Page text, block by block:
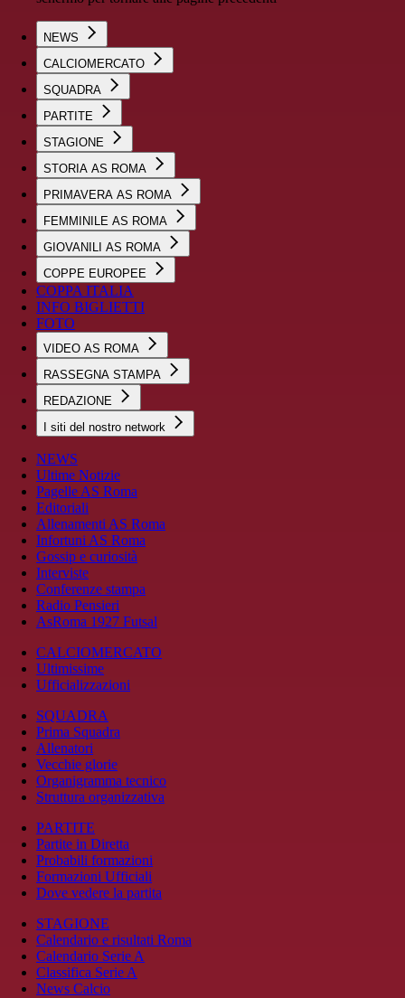
NEWS
CALCIOMERCATO
SQUADRA
PARTITE
STAGIONE
STORIA AS ROMA
PRIMAVERA AS ROMA
FEMMINILE AS ROMA
GIOVANILI AS ROMA
COPPE EUROPEE
COPPA ITALIA
INFO BIGLIETTI
FOTO
VIDEO AS ROMA
RASSEGNA STAMPA
REDAZIONE
I siti del nostro network
NEWS
Ultime Notizie
Pagelle AS Roma
Editoriali
Allenamenti AS Roma
Infortuni AS Roma
Gossip e curiosità
Interviste
Conferenze stampa
Radio Pensieri
AsRoma 1927 Futsal
CALCIOMERCATO
Ultimissime
Ufficializzazioni
SQUADRA
Prima Squadra
Allenatori
Vecchie glorie
Organigramma tecnico
Struttura organizzativa
PARTITE
Partite in Diretta
Probabili formazioni
Formazioni Ufficiali
Dove vedere la partita
STAGIONE
Calendario e risultati Roma
Calendario Serie A
Classifica Serie A
News Calcio